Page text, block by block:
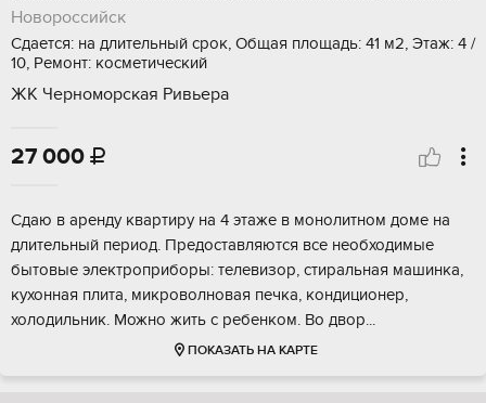
Новороссийск
Сдается: на длительный срок, Общая площадь: 41 м2, Этаж: 4 /
10, Ремонт: косметический
ЖК Черноморская Ривьера
27 000 
Сдаю в аренду квартиру на 4 этаже в монолитном доме на
длительный период. Предоставляются все необходимые
бытовые электроприборы: телевизор, стиральная машинка,
кухонная плита, микроволновая печка, кондиционер,
холодильник. Можно жить с ребенком. Во двор...
ПОКАЗАТЬ НА КАРТЕ